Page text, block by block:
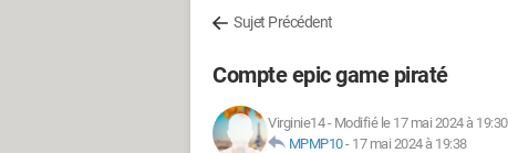
Sujet Précédent
Compte epic game piraté
Virginie14- Modifié le 17 mai 2024 à 19:30
MPMP10- 17 mai 2024 à 19:38